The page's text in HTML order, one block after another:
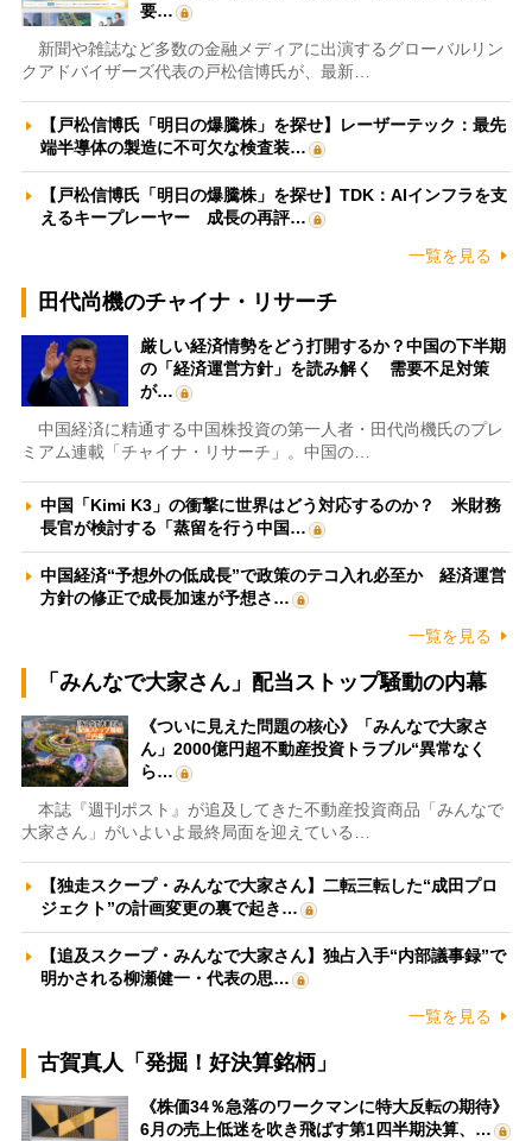
要…
新聞や雑誌など多数の金融メディアに出演するグローバルリン
クアドバイザーズ代表の戸松信博氏が、最新…
【戸松信博氏「明日の爆騰株」を探せ】レーザーテック：最先
端半導体の製造に不可欠な検査装…
【戸松信博氏「明日の爆騰株」を探せ】TDK：AIインフラを支
えるキープレーヤー 成長の再評…
一覧を見る
田代尚機のチャイナ・リサーチ
厳しい経済情勢をどう打開するか？中国の下半期
の「経済運営方針」を読み解く 需要不足対策
が…
中国経済に精通する中国株投資の第一人者・田代尚機氏のプレ
ミアム連載「チャイナ・リサーチ」。中国の…
中国「Kimi K3」の衝撃に世界はどう対応するのか？ 米財務
長官が検討する「蒸留を行う中国…
中国経済“予想外の低成長”で政策のテコ入れ必至か 経済運営
方針の修正で成長加速が予想さ…
一覧を見る
「みんなで大家さん」配当ストップ騒動の内幕
《ついに見えた問題の核心》「みんなで大家さ
ん」2000億円超不動産投資トラブル“異常なく
ら…
本誌『週刊ポスト』が追及してきた不動産投資商品「みんなで
大家さん」がいよいよ最終局面を迎えている…
【独走スクープ・みんなで大家さん】二転三転した“成田プロ
ジェクト”の計画変更の裏で起き…
【追及スクープ・みんなで大家さん】独占入手“内部議事録”で
明かされる柳瀬健一・代表の思…
一覧を見る
古賀真人「発掘！好決算銘柄」
《株価34％急落のワークマンに特大反転の期待》
6月の売上低迷を吹き飛ばす第1四半期決算、…